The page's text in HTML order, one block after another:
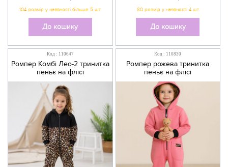
До кошику До кошику
Код : 110647
Ромпер Комбі Лео-2 тринитка
пеньє на флісі
Код : 110830
Ромпер рожева тринитка
пеньє на флісі